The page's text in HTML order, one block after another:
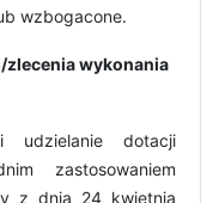
wzbogacone.
wykonania
dotacji
zastosowaniem
z dnia 24 kwietnia